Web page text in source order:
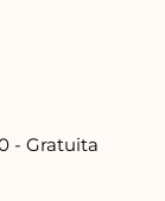
- Gratuita